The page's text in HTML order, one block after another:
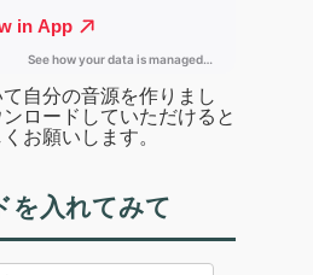
自分の音源を作りまし
ロードしていただけると
お願いします。
を入れてみて